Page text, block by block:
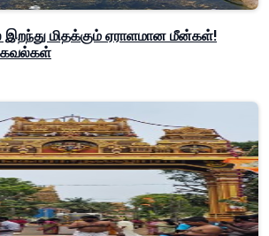
மிதக்கும் ஏராளமான மீன்கள்!